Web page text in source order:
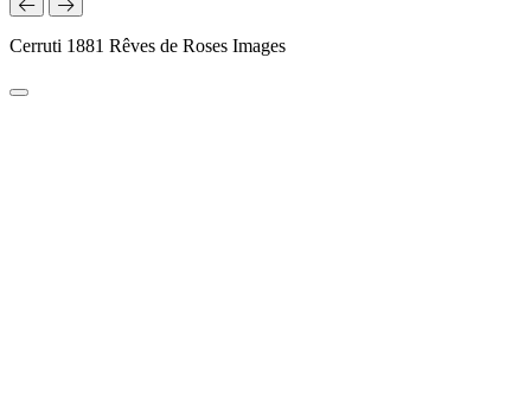
Cerruti 1881 Rêves de Roses Images